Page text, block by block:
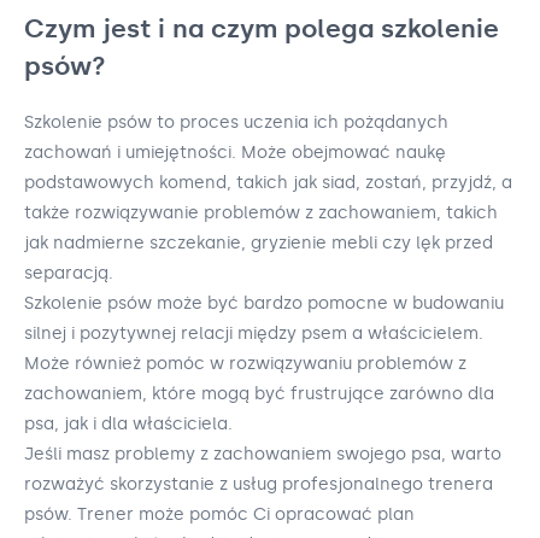
Czym jest i na czym polega szkolenie
psów?
Szkolenie psów to proces uczenia ich pożądanych
zachowań i umiejętności. Może obejmować naukę
podstawowych komend, takich jak siad, zostań, przyjdź, a
także rozwiązywanie problemów z zachowaniem, takich
jak nadmierne szczekanie, gryzienie mebli czy lęk przed
separacją.
Szkolenie psów może być bardzo pomocne w budowaniu
silnej i pozytywnej relacji między psem a właścicielem.
Może również pomóc w rozwiązywaniu problemów z
zachowaniem, które mogą być frustrujące zarówno dla
psa, jak i dla właściciela.
Jeśli masz problemy z zachowaniem swojego psa, warto
rozważyć skorzystanie z usług profesjonalnego trenera
psów. Trener może pomóc Ci opracować plan